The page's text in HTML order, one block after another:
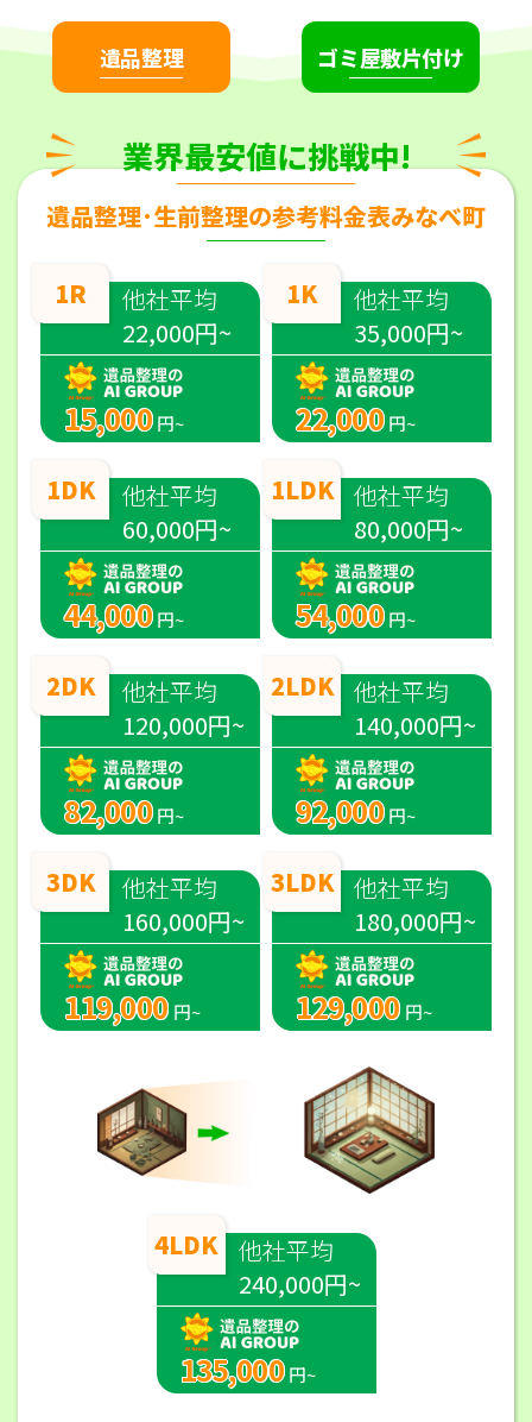
遺品整理 ゴミ屋敷片付け
業界最安値に挑戦中!
遺品整理･生前整理の参考料金表みなべ町
1R
他社平均
22,000円~
15,000 円~
1DK
他社平均
60,000円~
44,000 円~
2DK
他社平均
120,000円~
82,000 円~
3DK
他社平均
160,000円~
119,000 円~
4LDK 他社平均
240,000円~
135,000 円~
1K
他社平均
35,000円~
22,000 円~
1LDK 他社平均
80,000円~
54,000 円~
2LDK 他社平均
140,000円~
92,000 円~
3LDK 他社平均
180,000円~
129,000 円~